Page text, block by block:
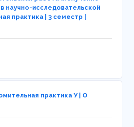
научно-исследовательской
практика | 3 семестр |
практика У | О